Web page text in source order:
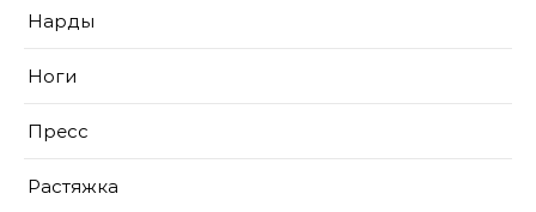
Нарды
Ноги
Пресс
Растяжка